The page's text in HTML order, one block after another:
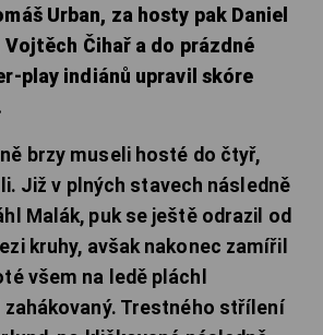
Urban, za hosty pak Daniel
Čihař a do prázdné
play indiánů upravil skóre
brzy museli hosté do čtyř,
Již v plných stavech následně
Malák, puk se ještě odrazil od
kruhy, avšak nakonec zamířil
všem na ledě pláchl
zahákovaný. Trestného střílení